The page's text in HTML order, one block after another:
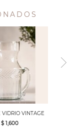
VIDRIO VINTAGE
$ 1,600